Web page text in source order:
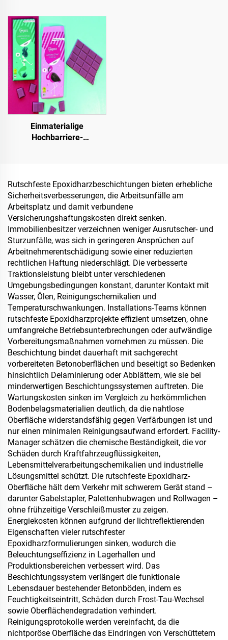
Farbstahl-
Dachplattenfabrikgebäude,
Getreidespeicherbehälter,
Öltanks
Einmaterialige
Hochbarriere-
Kaffee, Nüssen,
Schokolade, Gebäck und
Gewürzen
Rutschfeste Epoxidharzbeschichtungen bieten erhebliche
Sicherheitsverbesserungen, die Arbeitsunfälle am
Arbeitsplatz und damit verbundene
Versicherungshaftungskosten direkt senken.
Immobilienbesitzer verzeichnen weniger Ausrutscher- und
Sturzunfälle, was sich in geringeren Ansprüchen auf
Arbeitnehmerentschädigung sowie einer reduzierten
rechtlichen Haftung niederschlägt. Die verbesserte
Traktionsleistung bleibt unter verschiedenen
Umgebungsbedingungen konstant, darunter Kontakt mit
Wasser, Ölen, Reinigungschemikalien und
Temperaturschwankungen. Installations-Teams können
rutschfeste Epoxidharzprojekte effizient umsetzen, ohne
umfangreiche Betriebsunterbrechungen oder aufwändige
Vorbereitungsmaßnahmen vornehmen zu müssen. Die
Beschichtung bindet dauerhaft mit sachgerecht
vorbereiteten Betonoberflächen und beseitigt so Bedenken
hinsichtlich Delaminierung oder Abblättern, wie sie bei
minderwertigen Beschichtungssystemen auftreten. Die
Wartungskosten sinken im Vergleich zu herkömmlichen
Bodenbelagsmaterialien deutlich, da die nahtlose
Oberfläche widerstandsfähig gegen Verfärbungen ist und
nur einen minimalen Reinigungsaufwand erfordert. Facility-
Manager schätzen die chemische Beständigkeit, die vor
Schäden durch Kraftfahrzeugflüssigkeiten,
Lebensmittelverarbeitungschemikalien und industrielle
Lösungsmittel schützt. Die rutschfeste Epoxidharz-
Oberfläche hält dem Verkehr mit schwerem Gerät stand –
darunter Gabelstapler, Palettenhubwagen und Rollwagen –
ohne frühzeitige Verschleißmuster zu zeigen.
Energiekosten können aufgrund der lichtreflektierenden
Eigenschaften vieler rutschfester
Epoxidharzformulierungen sinken, wodurch die
Beleuchtungseffizienz in Lagerhallen und
Produktionsbereichen verbessert wird. Das
Beschichtungssystem verlängert die funktionale
Lebensdauer bestehender Betonböden, indem es
Feuchtigkeitseintritt, Schäden durch Frost-Tau-Wechsel
sowie Oberflächendegradation verhindert.
Reinigungsprotokolle werden vereinfacht, da die
nichtporöse Oberfläche das Eindringen von Verschüttetem